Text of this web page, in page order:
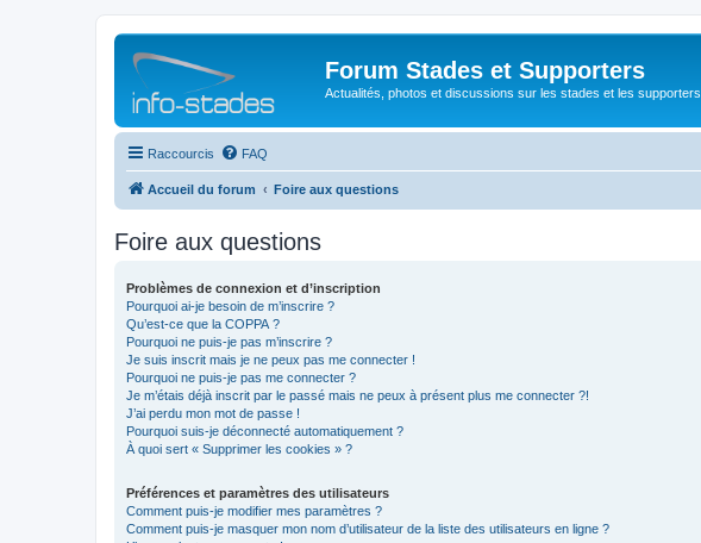
Forum Stades et Supporters
Actualités, photos et discussions sur les stades et les supporters
Raccourcis FAQ
Accueil du forum Foire aux questions
Foire aux questions
Problèmes de connexion et d’inscription
Pourquoi ai-je besoin de m’inscrire ?
Qu’est-ce que la COPPA ?
Pourquoi ne puis-je pas m’inscrire ?
Je suis inscrit mais je ne peux pas me connecter !
Pourquoi ne puis-je pas me connecter ?
Je m’étais déjà inscrit par le passé mais ne peux à présent plus me connecter ?!
J’ai perdu mon mot de passe !
Pourquoi suis-je déconnecté automatiquement ?
À quoi sert « Supprimer les cookies » ?
Préférences et paramètres des utilisateurs
Comment puis-je modifier mes paramètres ?
Comment puis-je masquer mon nom d’utilisateur de la liste des utilisateurs en ligne ?